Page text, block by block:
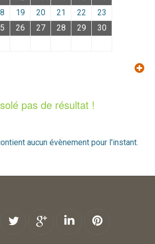
19 20 21 22
23
26 27 28 29
30
pas de résultat !
aucun évènement pour l'instant.